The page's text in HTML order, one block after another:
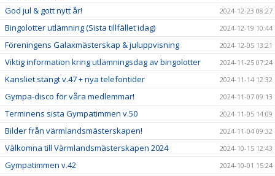
God jul & gott nytt år! 2024-12-23 08:27
Bingolotter utlämning (Sista tillfället idag) 2024-12-19 10:44
Föreningens Galaxmästerskap & juluppvisning 2024-12-05 13:21
Viktig information kring utlämningsdag av bingolotter 2024-11-25 07:24
Kansliet stängt v.47 + nya telefontider 2024-11-14 12:32
Gympa-disco för våra medlemmar! 2024-11-07 09:13
Terminens sista Gympatimmen v.50 2024-11-05 14:09
Bilder från värmlandsmästerskapen! 2024-11-04 09:32
Välkomna till Värmlandsmästerskapen 2024 2024-10-15 12:43
Gympatimmen v.42 2024-10-01 15:24